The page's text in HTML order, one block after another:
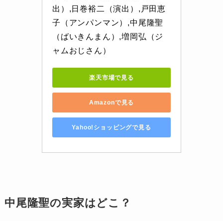
出）,日巻裕二（演出）,戸田恵
子（アンパンマン）,中尾隆聖
（ばいきんまん）,増岡弘（ジ
ャムおじさん）
楽天市場で見る
Amazonで見る
Yahoo!ショッピングで見る
中尾隆聖の実家はどこ？